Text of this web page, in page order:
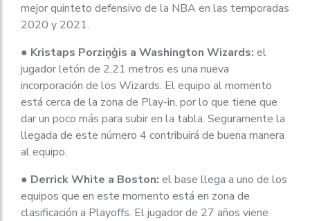
mejor quinteto defensivo de la NBA en las temporadas
2020 y 2021.
● Kristaps Porziņģis a Washington Wizards: el
jugador letón de 2,21 metros es una nueva
incorporación de los Wizards. El equipo al momento
está cerca de la zona de Play-in, por lo que tiene que
dar un poco más para subir en la tabla. Seguramente la
llegada de este número 4 contribuirá de buena manera
al equipo.
● Derrick White a Boston: el base llega a uno de los
equipos que en este momento está en zona de
clasificación a Playoffs. El jugador de 27 años viene